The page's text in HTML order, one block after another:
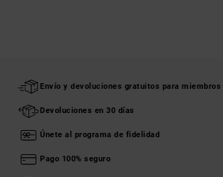
Envío y devoluciones gratuitos para miembros
Devoluciones en 30 días
Únete al programa de fidelidad
Pago 100% seguro